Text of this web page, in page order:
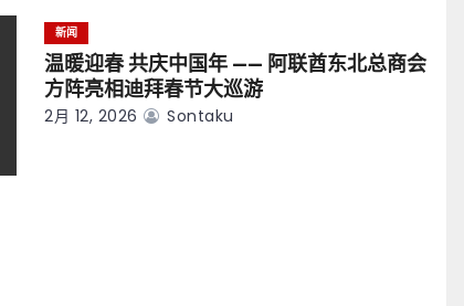
新闻
温暖迎春 共庆中国年 —— 阿联酋东北总商会
方阵亮相迪拜春节大巡游
2月 12, 2026 Sontaku